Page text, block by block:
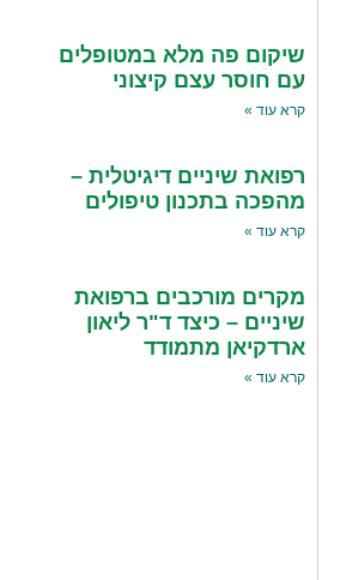
שיקום פה מלא במטופלים
עם חוסר עצם קיצוני
קרא עוד »
רפואת שיניים דיגיטלית –
מהפכה בתכנון טיפולים
קרא עוד »
מקרים מורכבים ברפואת
שיניים – כיצד ד"ר ליאון
ארדקיאן מתמודד
קרא עוד »